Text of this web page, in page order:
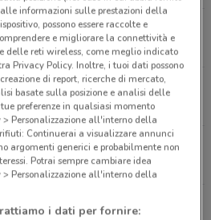
1 Latina
Latina
6 Cisterna Di Latina
23 Colleferro
informazioni sulle prestazioni della
possono essere raccolte e
e migliorare la connettività e
delle reti wireless, come meglio indicato
Privacy Policy. Inoltre, i tuoi dati possono
di report, ricerche di mercato,
basate sulla posizione e analisi delle
preferenze in qualsiasi momento
Personalizzazione all'interno della
Continuerai a visualizzare annunci
argomenti generici e probabilmente non
Potrai sempre cambiare idea
Personalizzazione all'interno della
i dati per fornire: